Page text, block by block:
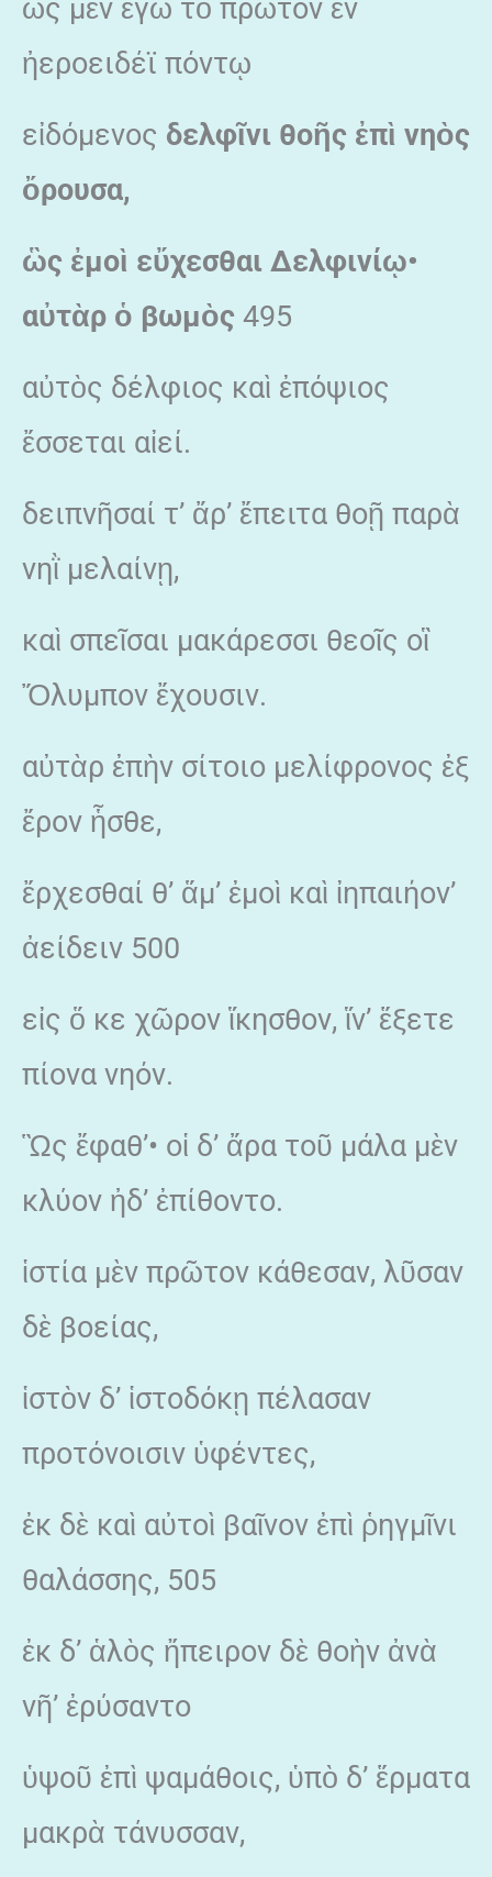
ὡς μὲν ἐγὼ τὸ πρῶτον ἐν
ἠεροειδέϊ πόντῳ
εἰδόμενος δελφῖνι θοῆς ἐπὶ νηὸς
ὄρουσα,
ὣς ἐμοὶ εὔχεσθαι Δελφινίῳ•
αὐτὰρ ὁ βωμὸς 495
αὐτὸς δέλφιος καὶ ἐπόψιος
ἔσσεται αἰεί.
δειπνῆσαί τ’ ἄρ’ ἔπειτα θοῇ παρὰ
νηῒ μελαίνῃ,
καὶ σπεῖσαι μακάρεσσι θεοῖς οἳ
Ὄλυμπον ἔχουσιν.
αὐτὰρ ἐπὴν σίτοιο μελίφρονος ἐξ
ἔρον ἧσθε,
ἔρχεσθαί θ’ ἅμ’ ἐμοὶ καὶ ἰηπαιήον’
ἀείδειν 500
εἰς ὅ κε χῶρον ἵκησθον, ἵν’ ἕξετε
πίονα νηόν.
Ὣς ἔφαθ’• οἱ δ’ ἄρα τοῦ μάλα μὲν
κλύον ἠδ’ ἐπίθοντο.
ἱστία μὲν πρῶτον κάθεσαν, λῦσαν
δὲ βοείας,
ἱστὸν δ’ ἱστοδόκῃ πέλασαν
προτόνοισιν ὑφέντες,
ἐκ δὲ καὶ αὐτοὶ βαῖνον ἐπὶ ῥηγμῖνι
θαλάσσης, 505
ἐκ δ’ ἁλὸς ἤπειρον δὲ θοὴν ἀνὰ
νῆ’ ἐρύσαντο
ὑψοῦ ἐπὶ ψαμάθοις, ὑπὸ δ’ ἕρματα
μακρὰ τάνυσσαν,